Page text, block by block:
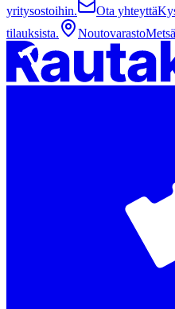
yritysostoihin.
Ota yhteyttä
tilauksista.
Noutovarasto